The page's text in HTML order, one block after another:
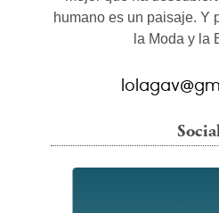
humano es un paisaje. Y
la Moda y la